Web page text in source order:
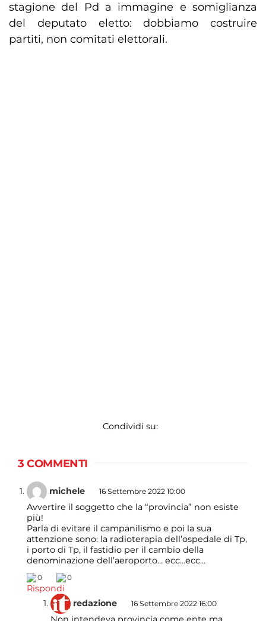
stagione del Pd a immagine e somiglianza
del deputato eletto: dobbiamo costruire
partiti, non comitati elettorali.
Condividi su:
3 COMMENTI
michele 16 Settembre 2022 10:00
Avvertire il soggetto che la “provincia” non esiste
più!
Parla di evitare il campanilismo e poi la sua
attenzione sono: la radioterapia dell’ospedale di Tp,
i porto di Tp, il fastidio per il cambio della
denominazione dell’aeroporto… ecc…ecc…
0 0
Rispondi
redazione
16 Settembre 2022 16:00